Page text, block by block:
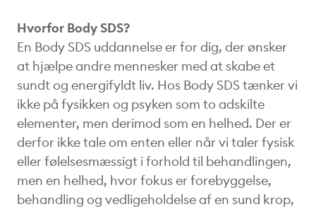
Hvorfor Body SDS?
En Body SDS uddannelse er for dig, der ønsker
at hjælpe andre mennesker med at skabe et
sundt og energifyldt liv. Hos Body SDS tænker vi
ikke på fysikken og psyken som to adskilte
elementer, men derimod som en helhed. Der er
derfor ikke tale om enten eller når vi taler fysisk
eller følelsesmæssigt i forhold til behandlingen,
men en helhed, hvor fokus er forebyggelse,
behandling og vedligeholdelse af en sund krop,